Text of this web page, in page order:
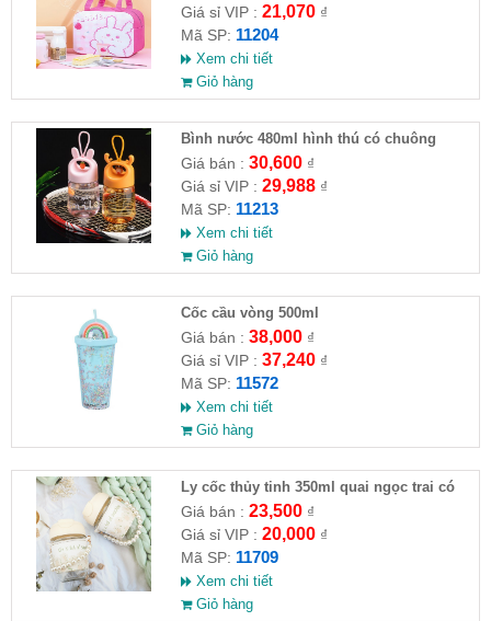
Giá sỉ VIP : 21,070₫
Mã SP: 11204
Xem chi tiết
Giỏ hàng
Bình nước 480ml hình thú có chuông
Giá bán : 30,600₫
Giá sỉ VIP : 29,988₫
Mã SP: 11213
Xem chi tiết
Giỏ hàng
Cốc cầu vòng 500ml
Giá bán : 38,000₫
Giá sỉ VIP : 37,240₫
Mã SP: 11572
Xem chi tiết
Giỏ hàng
Ly cốc thủy tinh 350ml quai ngọc trai có
nắp và ống hút
Giá bán : 23,500₫
Giá sỉ VIP : 20,000₫
Mã SP: 11709
Xem chi tiết
Giỏ hàng